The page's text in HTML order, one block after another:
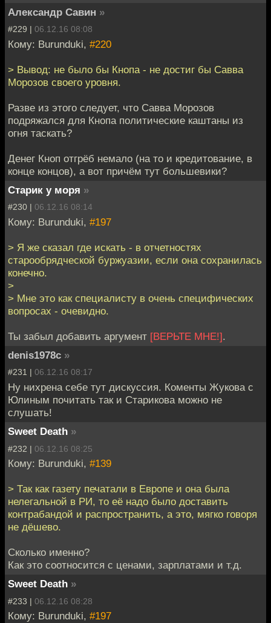
Александр Савин »
#229 | 06.12.16 08:08
Кому: Burunduki, #220
> Вывод: не было бы Кнопа - не достиг бы Савва
Морозов своего уровня.
Разве из этого следует, что Савва Морозов
подряжался для Кнопа политические каштаны из
огня таскать?
Денег Кноп отгрёб немало (на то и кредитование, в
конце концов), а вот причём тут большевики?
Старик у моря »
#230 | 06.12.16 08:14
Кому: Burunduki, #197
> Я же сказал где искать - в отчетностях
старообрядческой буржуазии, если она сохранилась
конечно.
>
> Мне это как специалисту в очень специфических
вопросах - очевидно.
Ты забыл добавить аргумент [ВЕРЬТЕ МНЕ!].
denis1978c »
#231 | 06.12.16 08:17
Ну нихрена себе тут дискуссия. Коменты Жукова с
Юлиным почитать так и Старикова можно не
слушать!
Sweet Death »
#232 | 06.12.16 08:25
Кому: Burunduki, #139
> Так как газету печатали в Европе и она была
нелегальной в РИ, то её надо было доставить
контрабандой и распространить, а это, мягко говоря
не дёшево.
Сколько именно?
Как это соотносится с ценами, зарплатами и т.д.
Sweet Death »
#233 | 06.12.16 08:28
Кому: Burunduki, #197